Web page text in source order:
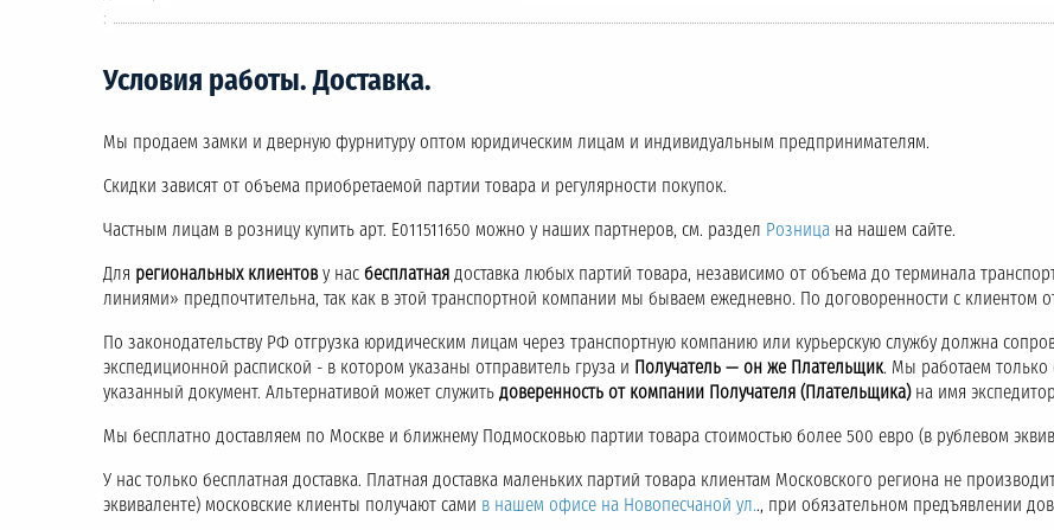
:
Условия работы. Доставка.
Мы продаем замки и дверную фурнитуру оптом юридическим лицам и индивидуальным предпринимателям.
Скидки зависят от объема приобретаемой партии товара и регулярности покупок.
Частным лицам в розницу купить арт. E011511650 можно у наших партнеров, см. раздел Розница на нашем сайте.
Для региональных клиентову нас бесплатная доставка любых партий товара, независимо от объема до терминала
линиями» предпочтительна, так как в этой транспортной компании мы бываем ежедневно. По договоренности с клиентом
По законодательству РФ отгрузка юридическим лицам через транспортную компанию или курьерскую службу должна
экспедиционной распиской - в котором указаны отправитель груза и Получатель — он же Плательщик. Мы работаем только
указанный документ. Альтернативой может служить доверенность от компании Получателя (Плательщика)на имя
Мы бесплатно доставляем по Москве и ближнему Подмосковью партии товара стоимостью более 500 евро (в рублевом
У нас только бесплатная доставка. Платная доставка маленьких партий товара клиентам Московского региона не
эквиваленте) московские клиенты получают сами в нашем офисе на Новопесчаной ул.., при обязательном предъявлении